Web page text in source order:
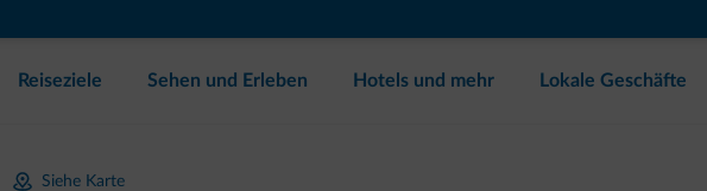
Reiseziele Sehen und Erleben Hotels und mehr Lokale Geschäfte
Siehe Karte